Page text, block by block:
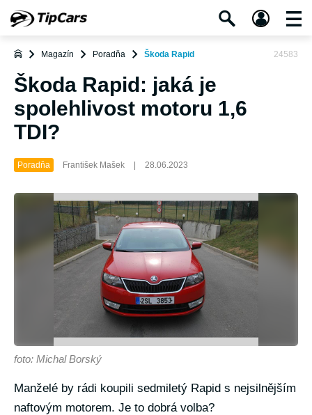
Magazín Poradňa Škoda Rapid 24583
Škoda Rapid: jaká je
spolehlivost motoru 1,6
TDI?
Poradňa František Mašek 28.06.2023
foto: Michal Borský
Manželé by rádi koupili sedmiletý Rapid s nejsilnějším
naftovým motorem. Je to dobrá volba?